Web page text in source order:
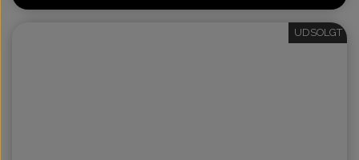
UDSOLGT